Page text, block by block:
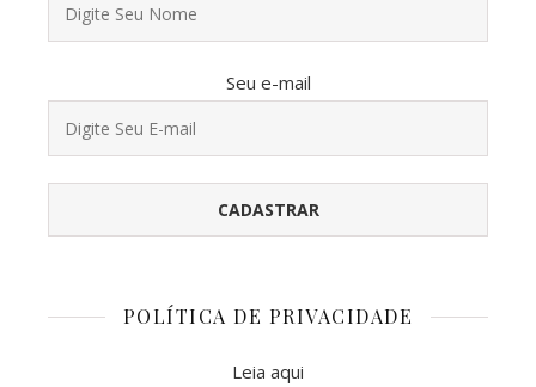
Seu e-mail
POLÍTICA DE PRIVACIDADE
Leia aqui